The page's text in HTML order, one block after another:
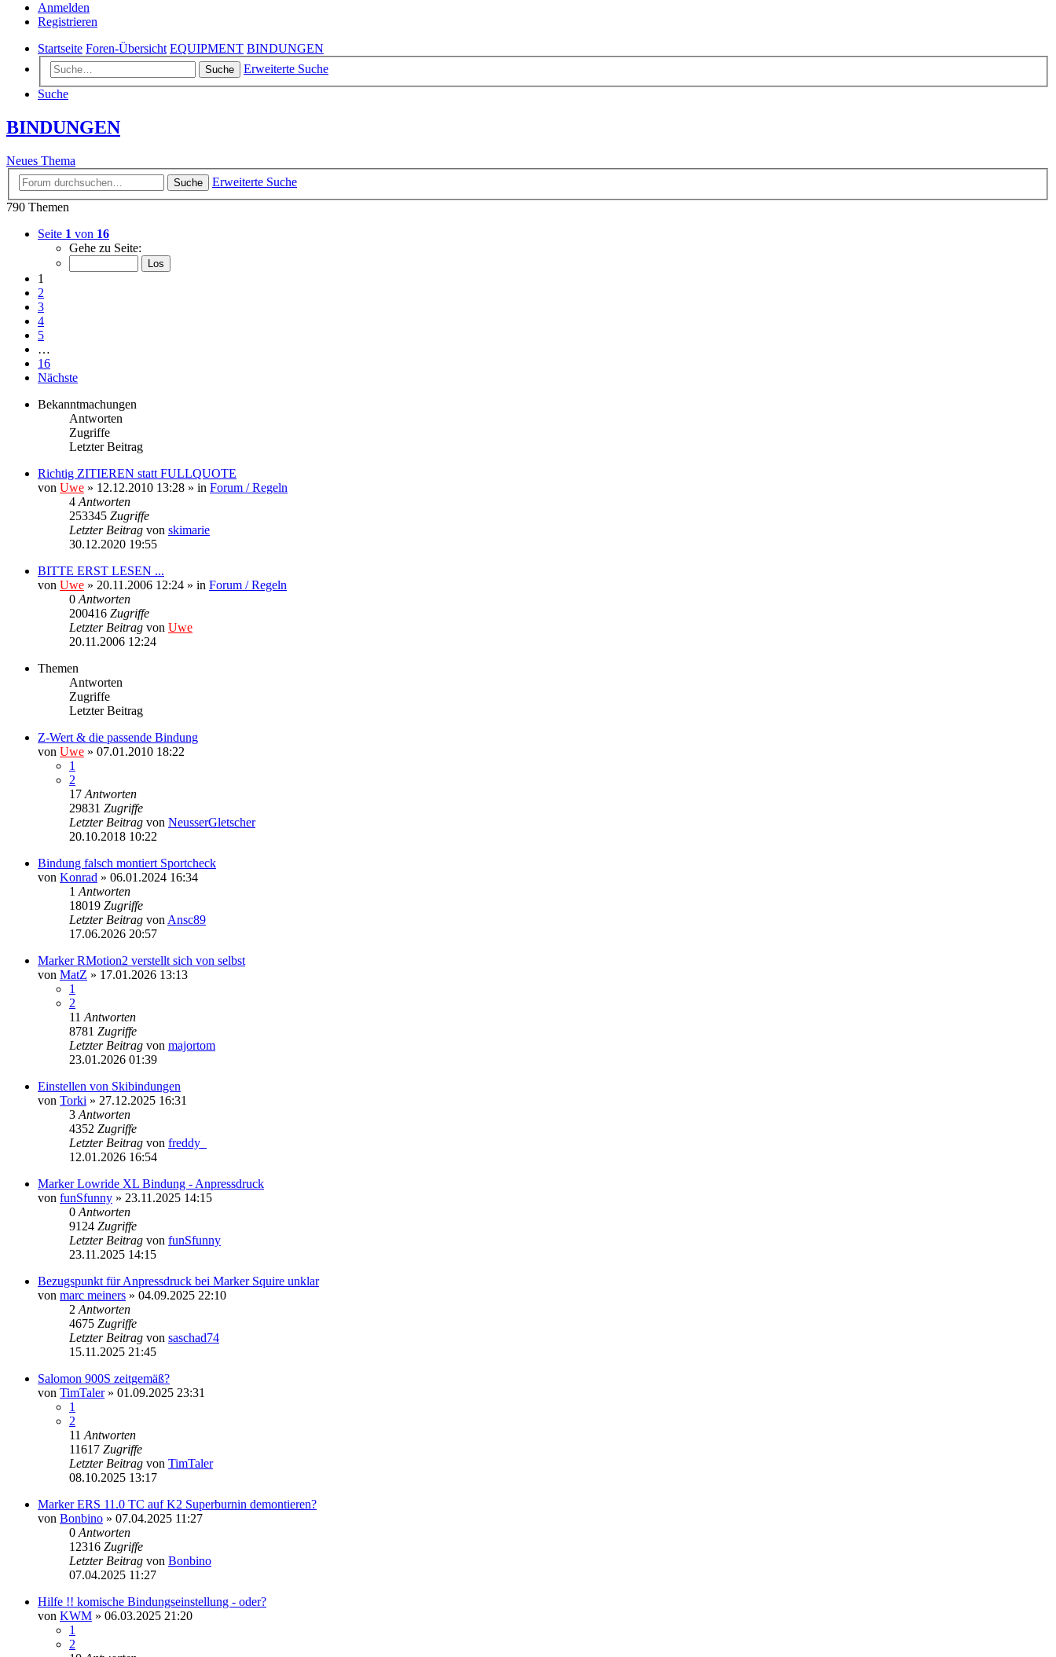
Anmelden
Registrieren
Startseite Foren-Übersicht EQUIPMENT BINDUNGEN
Suche
Erweiterte Suche
Suche
BINDUNGEN
Neues Thema
Suche
Erweiterte Suche
790 Themen
Seite 1 von 16
Gehe zu Seite:
1
2
3
4
5
…
16
Nächste
Bekanntmachungen
Antworten
Zugriffe
Letzter Beitrag
Richtig ZITIEREN statt FULLQUOTE
von Uwe » 12.12.2010 13:28 » in Forum / Regeln
4 Antworten
253345 Zugriffe
Letzter Beitrag von skimarie
30.12.2020 19:55
BITTE ERST LESEN ...
von Uwe » 20.11.2006 12:24 » in Forum / Regeln
0 Antworten
200416 Zugriffe
Letzter Beitrag von Uwe
20.11.2006 12:24
Themen
Antworten
Zugriffe
Letzter Beitrag
Z-Wert & die passende Bindung
von Uwe » 07.01.2010 18:22
1
2
17 Antworten
29831 Zugriffe
Letzter Beitrag von NeusserGletscher
20.10.2018 10:22
Bindung falsch montiert Sportcheck
von Konrad » 06.01.2024 16:34
1 Antworten
18019 Zugriffe
Letzter Beitrag von Ansc89
17.06.2026 20:57
Marker RMotion2 verstellt sich von selbst
von MatZ » 17.01.2026 13:13
1
2
11 Antworten
8781 Zugriffe
Letzter Beitrag von majortom
23.01.2026 01:39
Einstellen von Skibindungen
von Torki » 27.12.2025 16:31
3 Antworten
4352 Zugriffe
Letzter Beitrag von freddy_
12.01.2026 16:54
Marker Lowride XL Bindung - Anpressdruck
von funSfunny » 23.11.2025 14:15
0 Antworten
9124 Zugriffe
Letzter Beitrag von funSfunny
23.11.2025 14:15
Bezugspunkt für Anpressdruck bei Marker Squire unklar
von marc meiners » 04.09.2025 22:10
2 Antworten
4675 Zugriffe
Letzter Beitrag von saschad74
15.11.2025 21:45
Salomon 900S zeitgemäß?
von TimTaler» 01.09.2025 23:31
1
2
11 Antworten
11617 Zugriffe
Letzter Beitrag von TimTaler
08.10.2025 13:17
Marker ERS 11.0 TC auf K2 Superburnin demontieren?
von Bonbino » 07.04.2025 11:27
0 Antworten
12316 Zugriffe
Letzter Beitrag von Bonbino
07.04.2025 11:27
Hilfe !! komische Bindungseinstellung - oder?
von KWM » 06.03.2025 21:20
1
2